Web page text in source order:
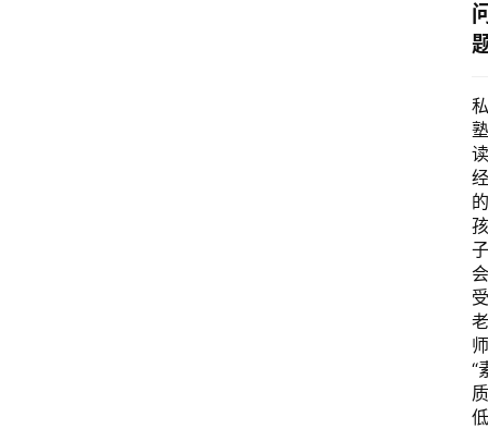
私
塾
读
经
的
孩
子
会
受
老
师
“
质
低